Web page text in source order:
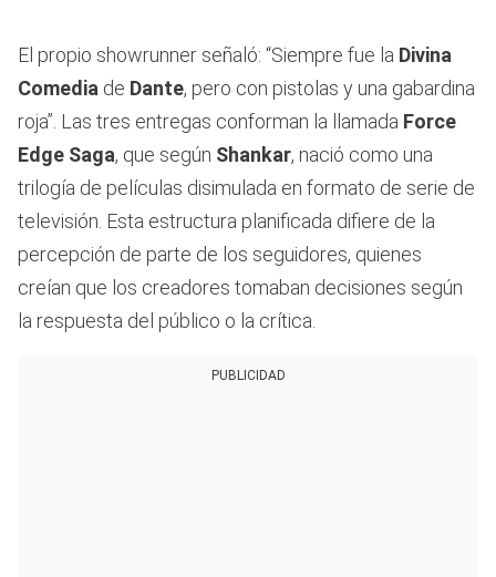
El propio showrunner señaló: “Siempre fue la Divina
Comedia de Dante, pero con pistolas y una gabardina
roja”. Las tres entregas conforman la llamada Force
Edge Saga, que según Shankar, nació como una
trilogía de películas disimulada en formato de serie de
televisión. Esta estructura planificada difiere de la
percepción de parte de los seguidores, quienes
creían que los creadores tomaban decisiones según
la respuesta del público o la crítica.
PUBLICIDAD